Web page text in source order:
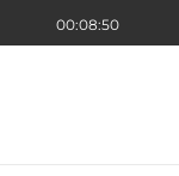
00:08:52